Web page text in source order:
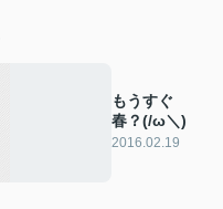
もうすぐ
春？(/ω＼)
2016.02.19